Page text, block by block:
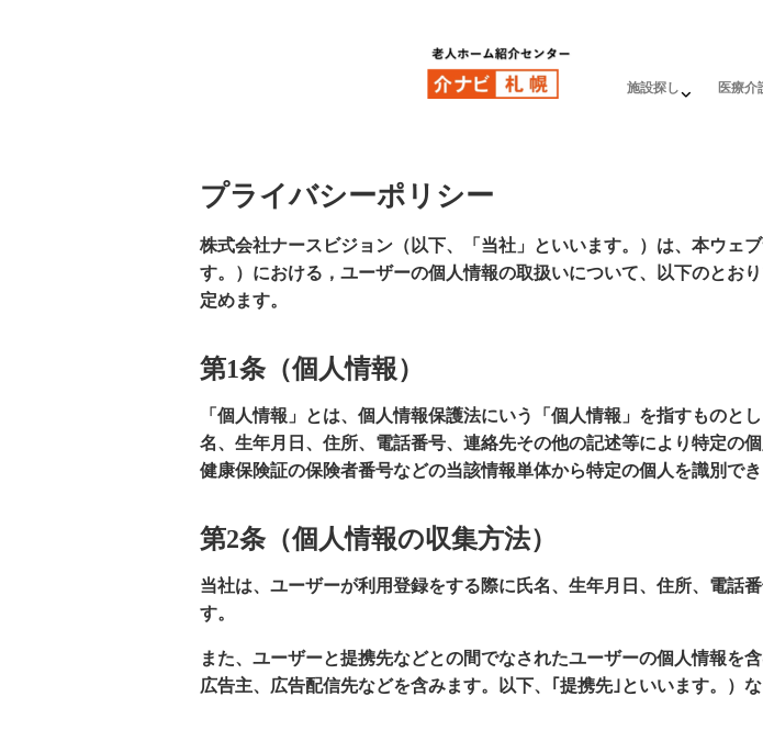
施設探し 医療介
プライバシーポリシー
株式会社ナースビジョン（以下、「当社」といいます。）は、本ウェ
す。）における，ユーザーの個人情報の取扱いについて、以下のとお
定めます。
第1条（個人情報）
「個人情報」とは、個人情報保護法にいう「個人情報」を指すもの
名、生年月日、住所、電話番号、連絡先その他の記述等により特定の
健康保険証の保険者番号などの当該情報単体から特定の個人を識別で
第2条（個人情報の収集方法）
当社は、ユーザーが利用登録をする際に氏名、生年月日、住所、電話
す。
また、ユーザーと提携先などとの間でなされたユーザーの個人情報を
広告主、広告配信先などを含みます。以下、｢提携先｣といいます。）